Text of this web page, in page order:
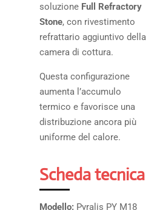
soluzione Full Refractory
Stone, con rivestimento
refrattario aggiuntivo della
camera di cottura.
Questa configurazione
aumenta l’accumulo
termico e favorisce una
distribuzione ancora più
uniforme del calore.
Scheda tecnica
Modello: Pyralis PY M18